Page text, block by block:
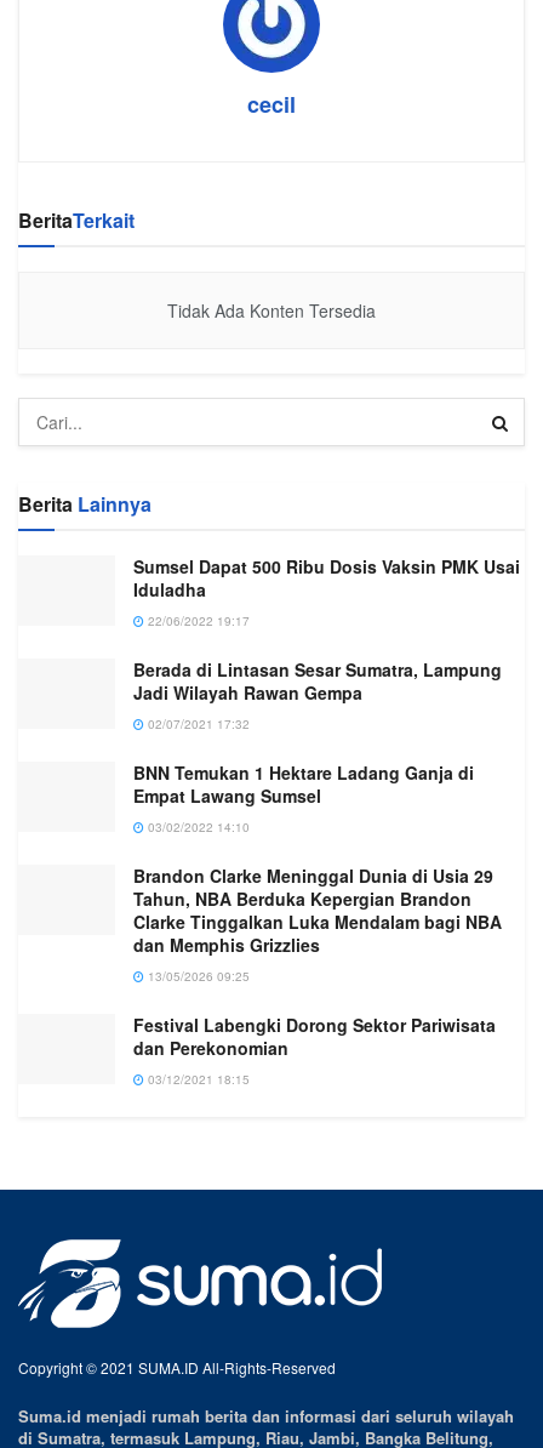
cecil
BeritaTerkait
Tidak Ada Konten Tersedia
Berita Lainnya
Sumsel Dapat 500 Ribu Dosis Vaksin PMK Usai
Iduladha
22/06/2022 19:17
Berada di Lintasan Sesar Sumatra, Lampung
Jadi Wilayah Rawan Gempa
02/07/2021 17:32
BNN Temukan 1 Hektare Ladang Ganja di
Empat Lawang Sumsel
03/02/2022 14:10
Brandon Clarke Meninggal Dunia di Usia 29
Tahun, NBA Berduka Kepergian Brandon
Clarke Tinggalkan Luka Mendalam bagi NBA
dan Memphis Grizzlies
13/05/2026 09:25
Festival Labengki Dorong Sektor Pariwisata
dan Perekonomian
03/12/2021 18:15
Copyright © 2021 SUMA.ID All-Rights-Reserved
Suma.id menjadi rumah berita dan informasi dari seluruh wilayah
di Sumatra, termasuk Lampung, Riau, Jambi, Bangka Belitung,